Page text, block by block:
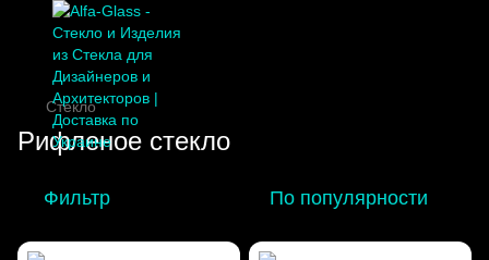
Стекло
Рифленое стекло
Фильтр По популярности